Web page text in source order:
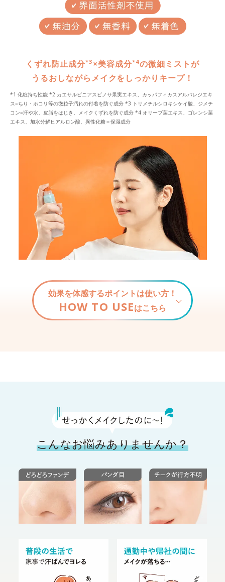
くずれ防止成分*3 ×美容成分*4の微細ミストが
うるおしながらメイクをしっかりキープ！
*1 化粧持ち性能 *2 カエサルピニアスピノサ果実エキス、カッパフィカスアルバレジエキ
ス=ちり・ホコリ等の微粒子汚れの付着を防ぐ成分 *3 トリメチルシロキシケイ酸、ジメチ
コン=汗や水、皮脂をはじき、メイクくずれを防ぐ成分 *4 オリーブ葉エキス、ゴレンシ葉
エキス、加水分解ヒアルロン酸、異性化糖＝保湿成分
効果を体感するポイントは使い方！
HOW TO USEはこちら
こんなお悩みありませんか？